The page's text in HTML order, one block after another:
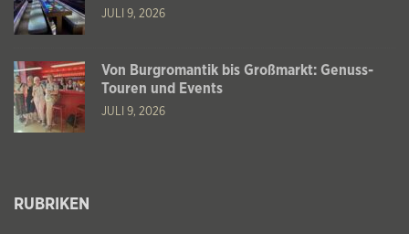
JULI 9, 2026
Von Burgromantik bis Großmarkt: Genuss-
Touren und Events
JULI 9, 2026
RUBRIKEN